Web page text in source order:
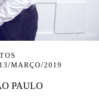
13/MARÇO/2019
PAULO